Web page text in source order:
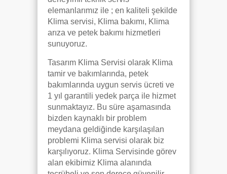
elemanlarımız ile ; en kaliteli şekilde
Klima servisi, Klima bakımı, Klima
arıza ve petek bakımı hizmetleri
sunuyoruz.
Tasarım Klima Servisi olarak Klima
tamir ve bakımlarında, petek
bakımlarında uygun servis ücreti ve
1 yıl garantili yedek parça ile hizmet
sunmaktayız. Bu süre aşamasında
bizden kaynaklı bir problem
meydana geldiğinde karşılaşılan
problemi Klima servisi olarak biz
karşılıyoruz. Klima Servisinde görev
alan ekibimiz Klima alanında